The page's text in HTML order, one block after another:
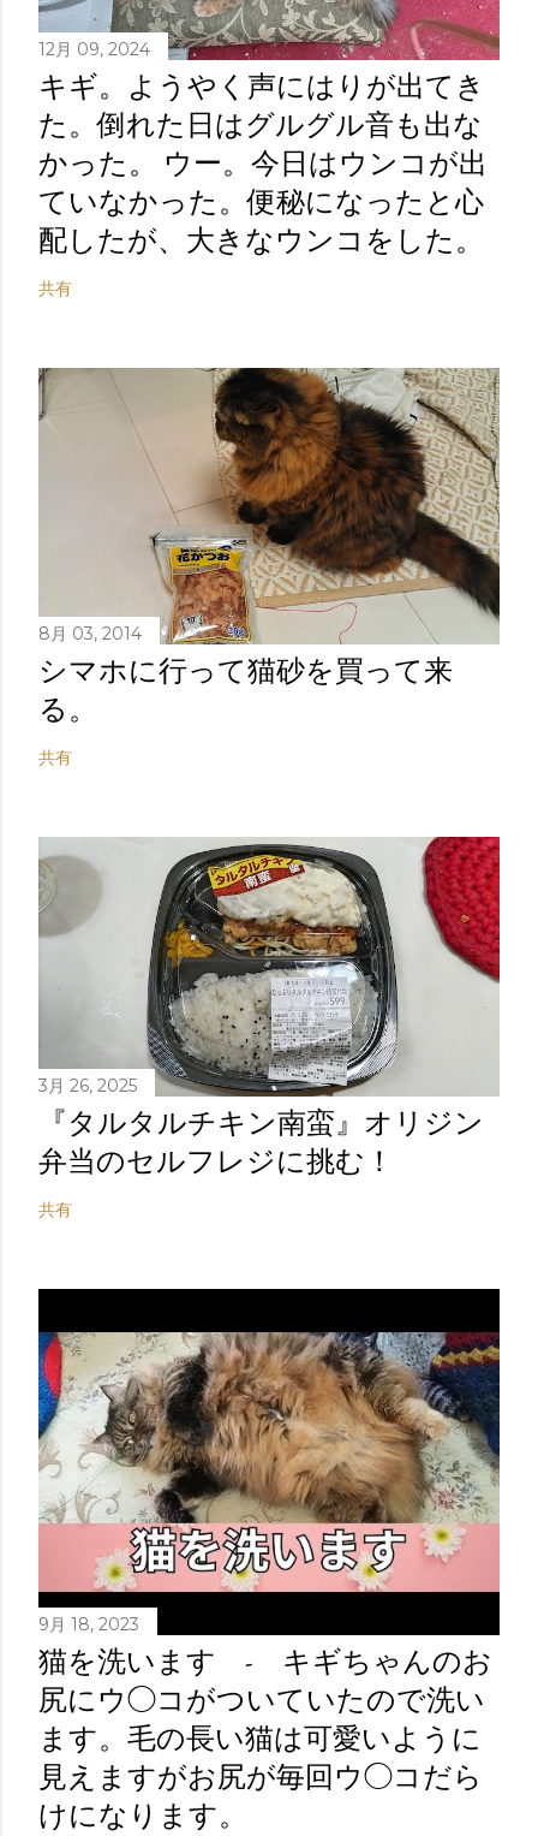
12月 09, 2024
キギ。ようやく声にはりが出てき
た。倒れた日はグルグル音も出な
かった。 ウー。今日はウンコが出
ていなかった。便秘になったと心
配したが、大きなウンコをした。
共有
8月 03, 2014
シマホに行って猫砂を買って来
る。
共有
3月 26, 2025
『タルタルチキン南蛮』オリジン
弁当のセルフレジに挑む！
共有
9月 18, 2023
猫を洗います - キギちゃんのお
尻にウ◯コがついていたので洗い
ます。毛の長い猫は可愛いように
見えますがお尻が毎回ウ◯コだら
けになります。